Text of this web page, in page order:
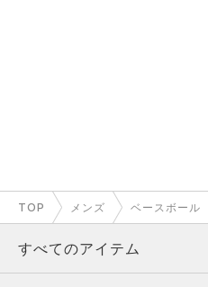
TOP メンズ ベースボール
すべてのアイテム